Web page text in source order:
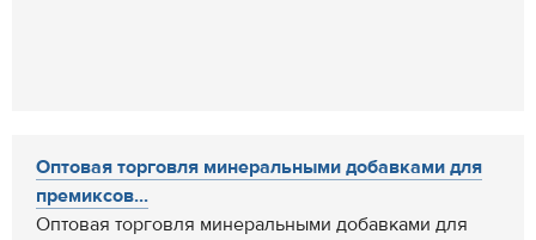
Оптовая торговля минеральными добавками для
премиксов...
Оптовая торговля минеральными добавками для